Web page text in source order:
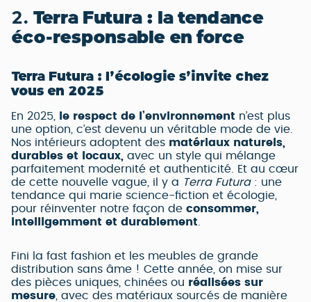
2. Terra Futura : la tendance
éco-responsable en force
Terra Futura : l’écologie s’invite chez
vous en 2025
En 2025, le respect de l’environnement n’est plus
une option, c’est devenu un véritable mode de vie.
Nos intérieurs adoptent des matériaux naturels,
durables et locaux, avec un style qui mélange
parfaitement modernité et authenticité. Et au cœur
de cette nouvelle vague, il y a Terra Futura: une
tendance qui marie science-fiction et écologie,
pour réinventer notre façon de consommer,
intelligemment et durablement
Fini la fast fashion et les meubles de grande
distribution sans âme ! Cette année, on mise sur
des pièces uniques, chinées ou réalisées sur
mesure , avec des matériaux sourcés de manière